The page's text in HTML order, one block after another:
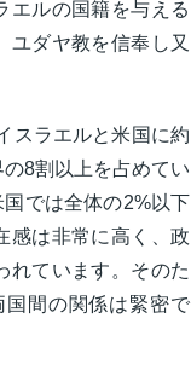
エルの国籍を与える
ユダヤ教を信奉し又
スラエルと米国に約
8割以上を占めてい
では全体の2%以下
感は非常に高く、政
れています。そのた
間の関係は緊密で